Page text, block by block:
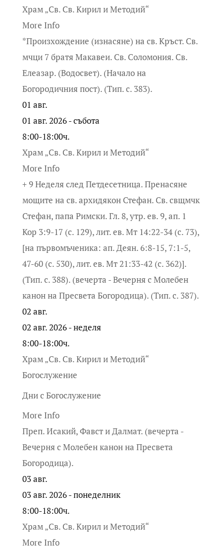
Храм „Св. Св. Кирил и Методий“
More Info
*Произхождение (изнасяне) на св. Кръст. Св.
мчци 7 братя Макавеи. Св. Соломония. Св.
Елеазар. (Водосвет). (Начало на
Богородичния пост). (Тип. с. 383).
01 авг.
01 авг. 2026 - събота
8:00-18:00ч.
Храм „Св. Св. Кирил и Методий“
More Info
+ 9 Неделя след Петдесетница. Пренасяне
мощите на св. архидякон Стефан. Св. свщмчк
Стефан, папа Римски. Гл. 8, утр. ев. 9, ап. 1
Кор 3:9-17 (с. 129), лит. ев. Мт 14:22-34 (с. 73),
[на първомъченика: ап. Деян. 6:8-15, 7:1-5,
47-60 (с. 530), лит. ев. Мт 21:33-42 (с. 362)].
(Тип. с. 388). (вечерта - Вечерня с Молебен
канон на Пресвета Богородица). (Тип. с. 387).
02 авг.
02 авг. 2026 - неделя
8:00-18:00ч.
Храм „Св. Св. Кирил и Методий“
Богослужение
Дни с Богослужение
More Info
Преп. Исакий, Фавст и Далмат. (вечерта -
Вечерня с Молебен канон на Пресвета
Богородица).
03авг.
03 авг. 2026 - понеделник
8:00-18:00ч.
Храм „Св. Св. Кирил и Методий“
More Info